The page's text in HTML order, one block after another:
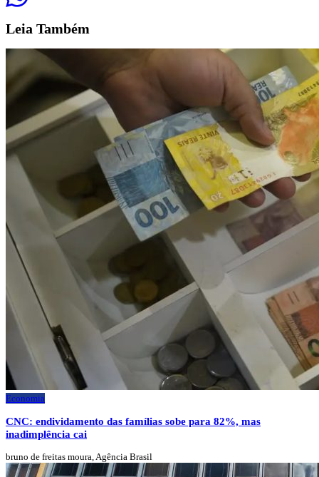
Leia Também
Economia
CNC: endividamento das famílias sobe para 82%, mas
inadimplência cai
bruno de freitas moura, Agência Brasil